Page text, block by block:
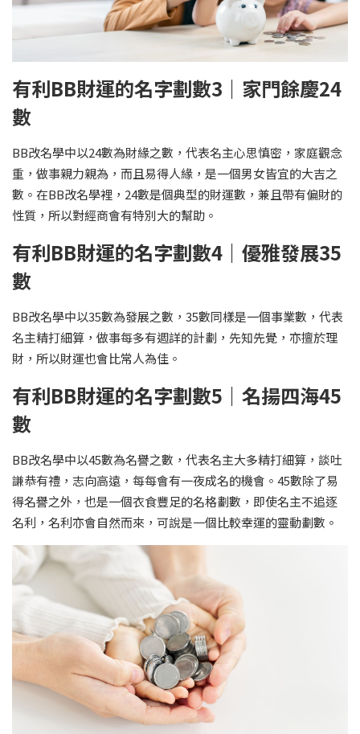
有利BB財運的名字劃數3｜家門餘慶24
數
BB改名學中以24數為財緣之數，代表名主心思慎密，家庭觀念
重，做事親力親為，而且易得人緣，是一個男女皆宜的大吉之
數。在BB改名學裡，24數是個典型的財運數，兼且帶有偏財的
性質，所以對經商會有特別大的幫助。
有利BB財運的名字劃數4｜優雅發展35
數
BB改名學中以35數為發展之數，35數同樣是一個事業數，代表
名主精打細算，做事每多有週詳的計劃，先知先覺，亦擅於理
財，所以財運也會比常人為佳。
有利BB財運的名字劃數5｜名揚四海45
數
BB改名學中以45數為名譽之數，代表名主大多精打細算，談吐
謙恭有禮，志向高遠，每每會有一夜成名的機會。45數除了易
得名譽之外，也是一個衣食豐足的名格劃數，即使名主不追逐
名利，名利亦會自然而來，可說是一個比較幸運的靈動劃數。